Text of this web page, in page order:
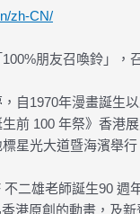
zh-CN/
朋友召喚鈴」，
自1970年漫畫誕生
前 100 年祭》香港
星光大道暨海濱舉行
二雄老師誕生90
港原創的動畫，及